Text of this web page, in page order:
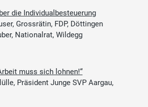
die Individualbesteuerung
Grossrätin, FDP, Döttingen
Nationalrat, Wildegg
muss sich lohnen!“
Präsident Junge SVP Aargau,